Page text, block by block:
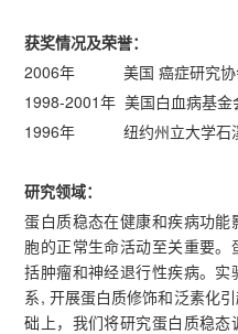
获奖情况及荣誉：
2006年 美国 癌症研究协会
1998-2001年 美国白血病基金
1996年 纽约州立大学石溪
研究领域：
蛋白质稳态在健康和疾病功
胞的正常生命活动至关重要
括肿瘤和神经退行性疾病。
系, 开展蛋白质修饰和泛素化
础上，我们将研究蛋白质稳